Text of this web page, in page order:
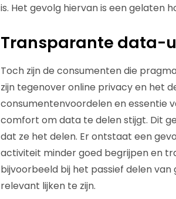
is. Het gevolg hiervan is een gelaten
Transparante data-
Toch zijn de consumenten die
zijn tegenover online privacy en het
consumentenvoordelen en essentie
comfort om data te delen stijgt. Dit
dat ze het delen. Er ontstaat een
activiteit minder goed begrijpen en
bijvoorbeeld bij het passief delen
relevant lijken te zijn.